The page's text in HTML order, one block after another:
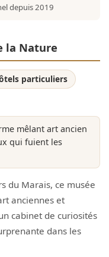
depuis 2019
la Nature
particuliers
mêlant art ancien
qui fuient les
du Marais, ce musée
anciennes et
cabinet de curiosités
dans les